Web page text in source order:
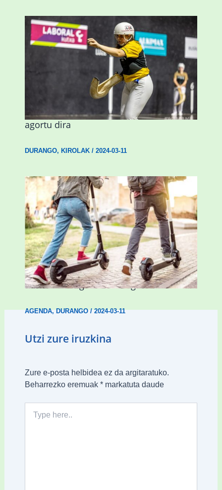
Astelehenean Durangon jokatuko den
emakumezkoen zesta finaleko sarrerak
agortu dira
DURANGO, KIROLAK/ 2024-03-11
Ostegun honetan “Oinezko
Nagusientzako Bide Segurtasuna”
hitzaldia izango da Durangon
AGENDA,DURANGO/2024-03-11
Utzi zure iruzkina
Zure e-posta helbidea ez da argitaratuko.
Beharrezko eremuak *markatuta daude
here..